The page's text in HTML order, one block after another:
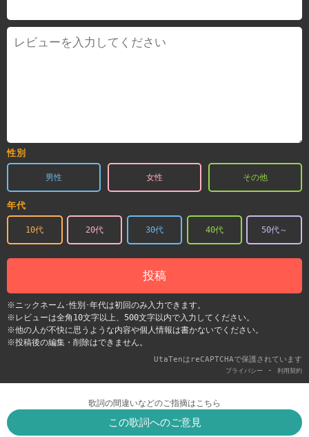
性別
男性 女性 その他
年代
10代 20代 30代 40代 50代～
投稿
※ニックネーム･性別･年代は初回のみ入力できます。
※レビューは全角10文字以上、500文字以内で入力してください。
※他の人が不快に思うような内容や個人情報は書かないでください。
※投稿後の編集・削除はできません。
UtaTenはreCAPTCHAで保護されています
プライバシー - 利用契約
歌詞の間違いなどのご指摘はこちら
この歌詞へのご意見